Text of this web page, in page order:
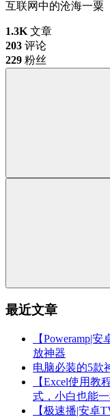
互联网中的沧海一粟
1.3K 文章
203 评论
229 粉丝
最近文章
【Poweramp|
放神器
电脑必装的5款
【Excel使用教
式，小白也能一
【极速播|安卓